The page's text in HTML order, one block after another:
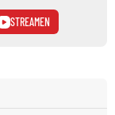
STREAMEN